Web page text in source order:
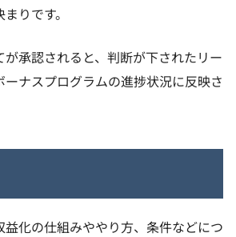
りです。
承認されると、判断が下されたリー
ーナスプログラムの進捗状況に反映さ
化の仕組みややり方、条件などにつ